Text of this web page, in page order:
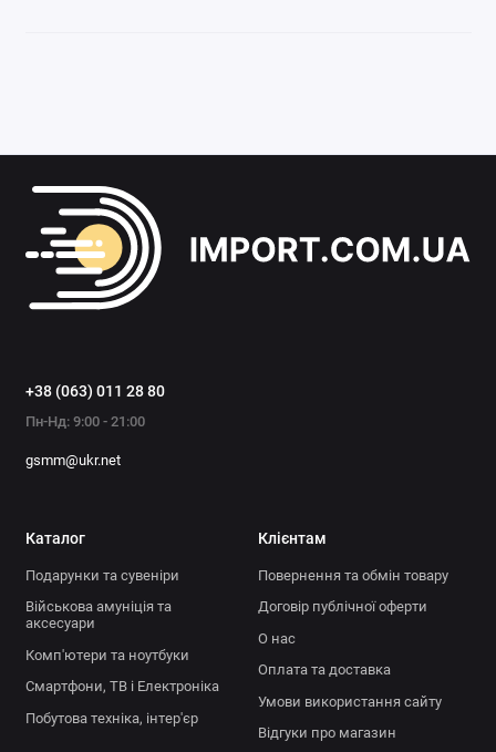
+38 (063) 011 28 80
Пн-Нд: 9:00 - 21:00
gsmm@ukr.net
Каталог
Подарунки та сувеніри
Військова амуніція та
аксесуари
Комп'ютери та ноутбуки
Смартфони, ТВ і Електроніка
Побутова техніка, інтер'єр
Клієнтам
Повернення та обмін товару
Договір публічної оферти
О нас
Оплата та доставка
Умови використання сайту
Відгуки про магазин